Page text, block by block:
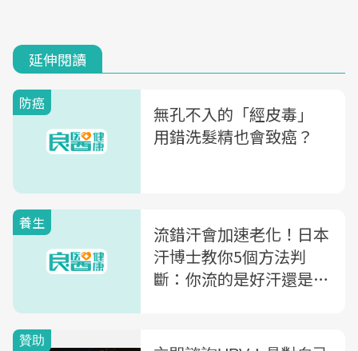
延伸閱讀
防癌
無孔不入的「經皮毒」
用錯洗髮精也會致癌？
養生
流錯汗會加速老化！日本
汗博士教你5個方法判
斷：你流的是好汗還是壞